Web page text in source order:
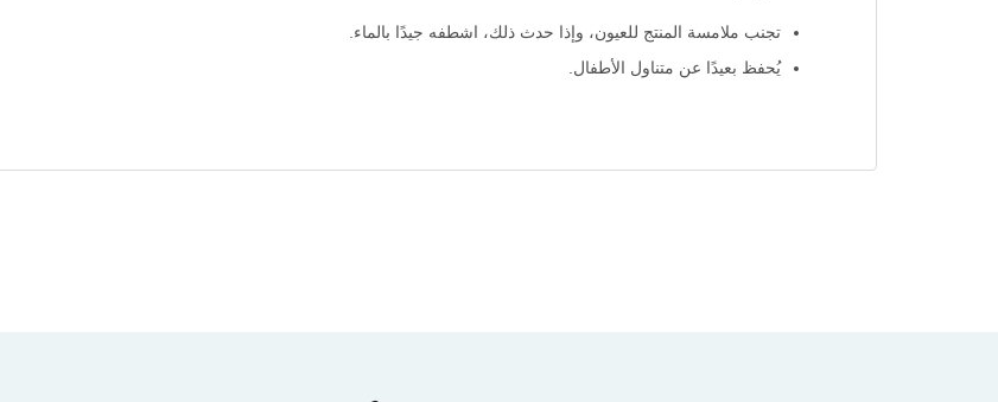
تجنب ملامسة المنتج للعيون، وإذا حدث ذلك، اشطفه جيدًا بالماء.
يُحفظ بعيدًا عن متناول الأطفال.